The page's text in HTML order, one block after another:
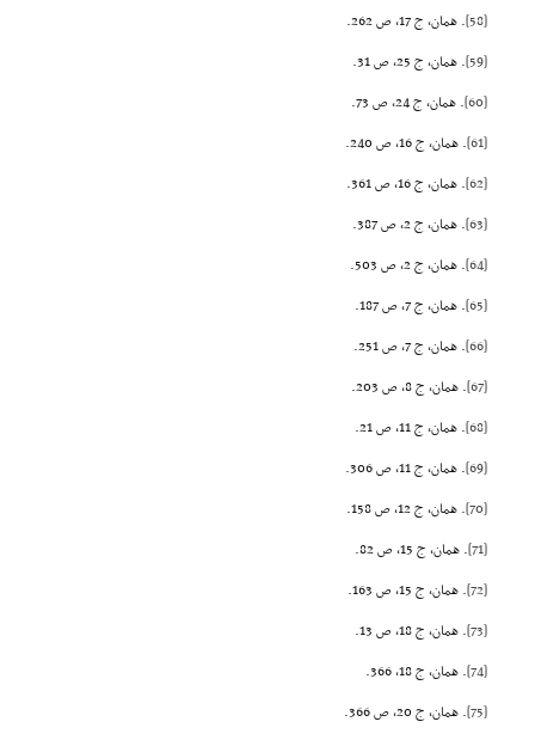
[58]
. همان، ج 17، ص 262.
[59]
. همان، ج 25، ص 31.
[60]
. همان، ج 24، ص 73.
[61]
. همان، ج 16، ص 240.
[62]
. همان، ج 16، ص 361.
[63]
. همان، ج 2، ص 387.
[64]
. همان، ج 2، ص 503.
[65]
. همان، ج 7، ص 187.
[66]
. همان، ج 7، ص 251.
[67]
. همان، ج 8، ص 203.
[68]
. همان، ج 11، ص 21.
[69]
. همان، ج 11، ص 306.
[70]
. همان، ج 12، ص 158.
[71]
. همان، ج 15، ص 82.
[72]
. همان، ج 15، ص 163.
[73]
. همان، ج 18، ص 13.
[74]
. همان، ج 18، 366.
[75]
. همان، ج 20، ص 366.